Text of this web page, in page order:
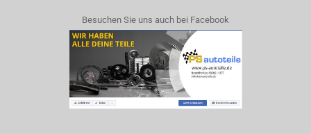
Besuchen Sie uns auch bei Facebook